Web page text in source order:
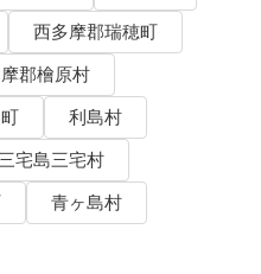
西多摩郡瑞穂町
郡檜原村
利島村
宅島三宅村
青ヶ島村